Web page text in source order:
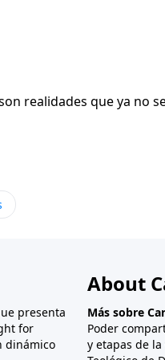
realidades que ya no
prácticas que hace tan
completo o es
de moda? Para este
quien todas las
presenta
for
dinámico
About
Más sobre
Poder
y etapas de